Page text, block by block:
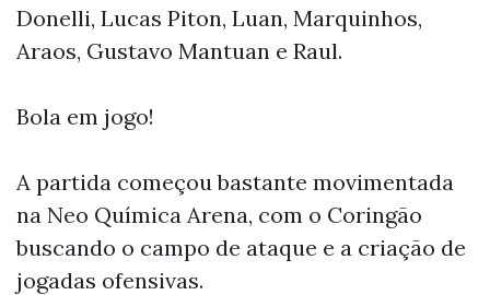
Donelli, Lucas Piton, Luan, Marquinhos,
Araos, Gustavo Mantuan e Raul.
Bola em jogo!
A partida começou bastante movimentada
na Neo Química Arena, com o Coringão
buscando o campo de ataque e a criação de
jogadas ofensivas.